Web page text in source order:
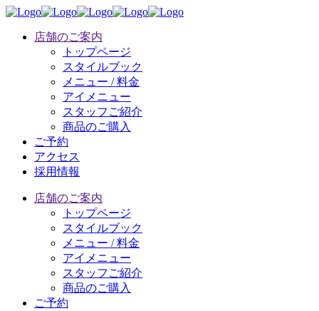
店舗のご案内
トップページ
スタイルブック
メニュー / 料金
アイメニュー
スタッフご紹介
商品のご購入
ご予約
アクセス
採用情報
店舗のご案内
トップページ
スタイルブック
メニュー / 料金
アイメニュー
スタッフご紹介
商品のご購入
ご予約